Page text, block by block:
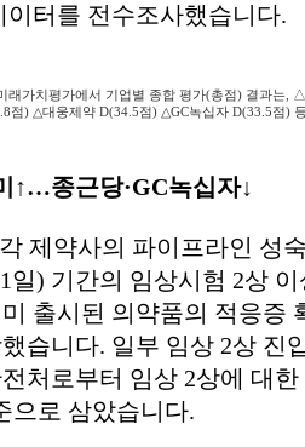
이터를 전수조사했습니다.
래가치평가에서 기업별 종합 평가(총점) 결과는,
점) △대웅제약 D(34.5점) △GC녹십자 D(33.5점)
↑…종근당·GC녹십자↓
제약사의 파이프라인 성
일) 기간의 임상시험 2상
출시된 의약품의 적응증
습니다. 일부 임상 2상 진
처로부터 임상 2상에 대
으로 삼았습니다.